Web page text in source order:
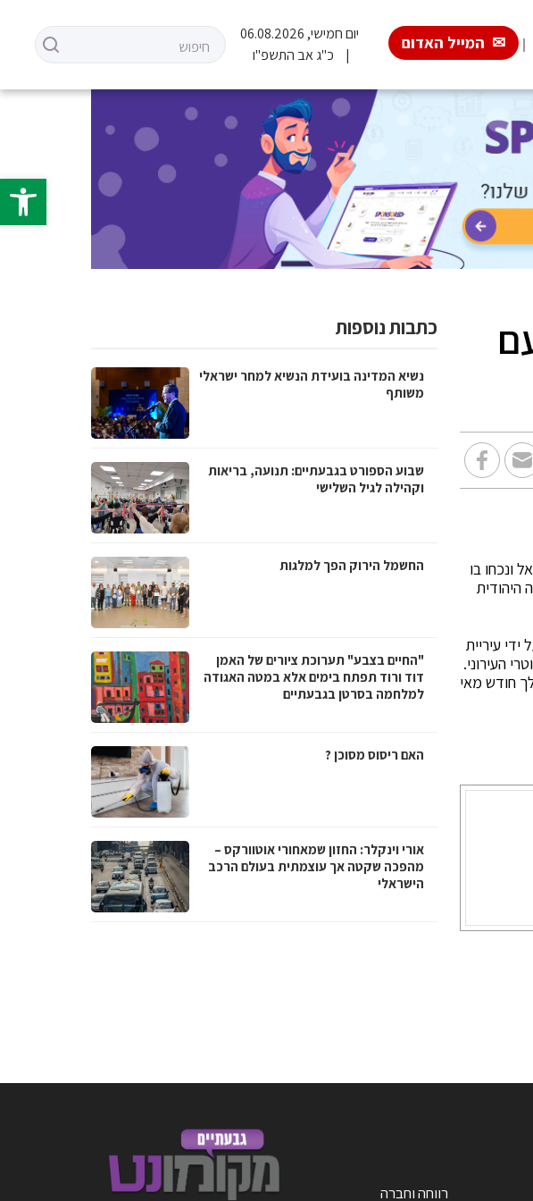
פתח
המייל האדום
יום חמישי, 06.08.2026
כ"ג אב התשפ"ו
ונכחו בו
היהודית
עיריית
העירוני.
לרגל 90 שנה להיווסדה במהלך חודש מאי
כתבות נוספות
נשיא המדינה בועידת הנשיא למחר ישראלי
משותף
שבוע הספורט בגבעתיים: תנועה, בריאות
וקהילה לגיל השלישי
החשמל הירוק הפך למלגות
"החיים בצבע" תערוכת ציורים של האמן
דוד ורוד תפתח בימים אלא במטה האגודה
למלחמה בסרטן בגבעתיים
האם ריסוס מסוכן ?
אורי וינקלר: החזון שמאחורי אוטוורקס –
מהפכה שקטה אך עוצמתית בעולם הרכב
הישראלי
רווחה וחברה